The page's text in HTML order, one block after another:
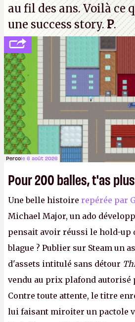
au fil des ans. Voilà ce
une success story.P.
Percole 6 août 2026
Pour 200 balles, t'as
Une belle histoire repérée par
Michael Major, un ado
pensait avoir réussi le hold-up
blague ? Publier sur Steam un
d'assets intitulé sans détour
vendu au prix plafond autorisé
Contre toute attente, le titre
lui faisant miroiter un pactole